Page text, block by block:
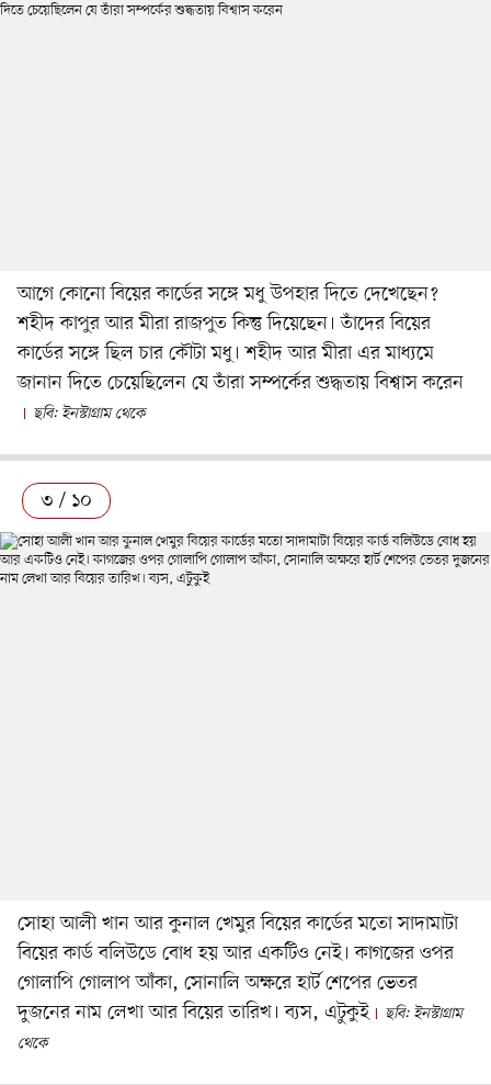
আগে কোনো বিয়ের কার্ডের সঙ্গে মধু উপহার দিতে দেখেছেন?
শহীদ কাপুর আর মীরা রাজপুত কিন্তু দিয়েছেন। তাঁদের বিয়ের
কার্ডের সঙ্গে ছিল চার কৌটা মধু। শহীদ আর মীরা এর মাধ্যমে
জানান দিতে চেয়েছিলেন যে তাঁরা সম্পর্কের শুদ্ধতায় বিশ্বাস করেন
ছবি: ইনস্টাগ্রাম থেকে
৩ / ১০
সোহা আলী খান আর কুনাল খেমুর বিয়ের কার্ডের মতো সাদামাটা
বিয়ের কার্ড বলিউডে বোধ হয় আর একটিও নেই। কাগজের ওপর
গোলাপি গোলাপ আঁকা, সোনালি অক্ষরে হার্ট শেপের ভেতর
দুজনের নাম লেখা আর বিয়ের তারিখ। ব্যস, এটুকুই
ছবি: ইনস্টাগ্রাম
থেকে